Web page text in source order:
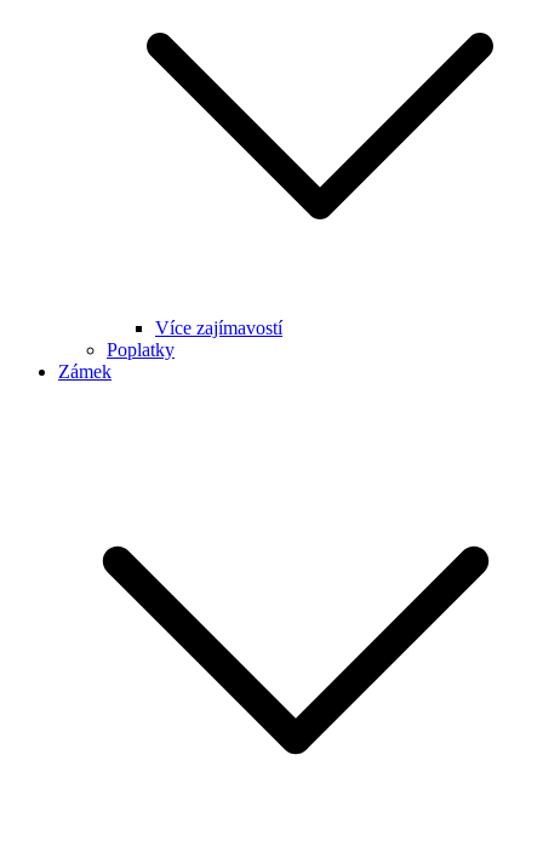
Více zajímavostí
Poplatky
Zámek